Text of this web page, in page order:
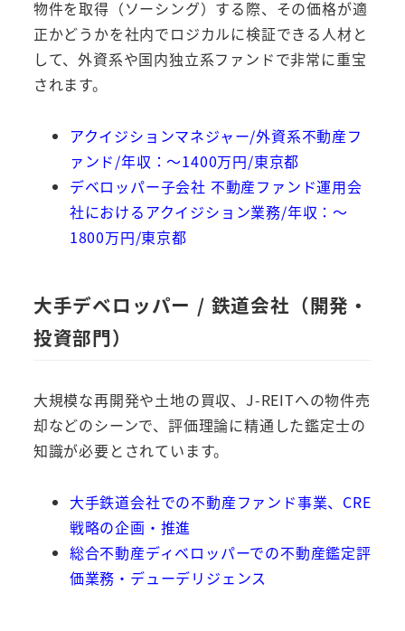
物件を取得（ソーシング）する際、その価格が適
正かどうかを社内でロジカルに検証できる人材と
して、外資系や国内独立系ファンドで非常に重宝
されます。
アクイジションマネジャー/外資系不動産フ
ァンド/年収：～1400万円/東京都
デベロッパー子会社 不動産ファンド運用会
社におけるアクイジション業務/年収：～
1800万円/東京都
大手デベロッパー / 鉄道会社（開発・
投資部門）
大規模な再開発や土地の買収、J-REITへの物件売
却などのシーンで、評価理論に精通した鑑定士の
知識が必要とされています。
大手鉄道会社での不動産ファンド事業、CRE
戦略の企画・推進
総合不動産ディベロッパーでの不動産鑑定評
価業務・デューデリジェンス